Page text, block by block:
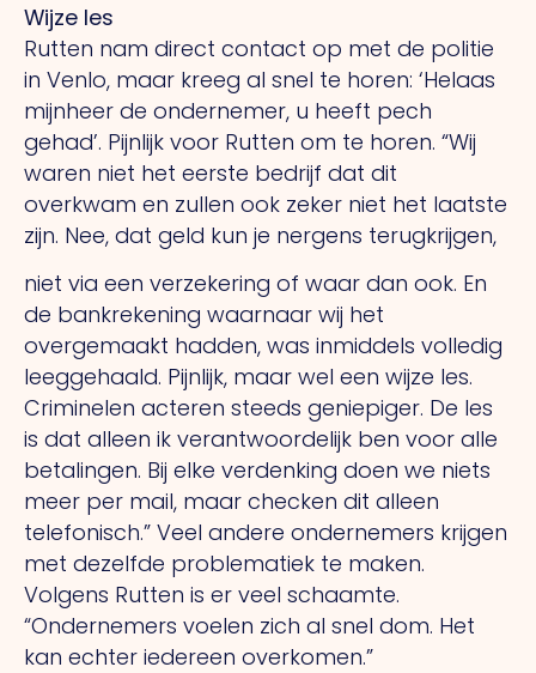
Wijze les
Rutten nam direct contact op met de politie
in Venlo, maar kreeg al snel te horen: ‘Helaas
mijnheer de ondernemer, u heeft pech
gehad’. Pijnlijk voor Rutten om te horen. “Wij
waren niet het eerste bedrijf dat dit
overkwam en zullen ook zeker niet het laatste
zijn. Nee, dat geld kun je nergens terugkrijgen,
niet via een verzekering of waar dan ook. En
de bankrekening waarnaar wij het
overgemaakt hadden, was inmiddels volledig
leeggehaald. Pijnlijk, maar wel een wijze les.
Criminelen acteren steeds geniepiger. De les
is dat alleen ik verantwoordelijk ben voor alle
betalingen. Bij elke verdenking doen we niets
meer per mail, maar checken dit alleen
telefonisch.” Veel andere ondernemers krijgen
met dezelfde problematiek te maken.
Volgens Rutten is er veel schaamte.
“Ondernemers voelen zich al snel dom. Het
kan echter iedereen overkomen.”